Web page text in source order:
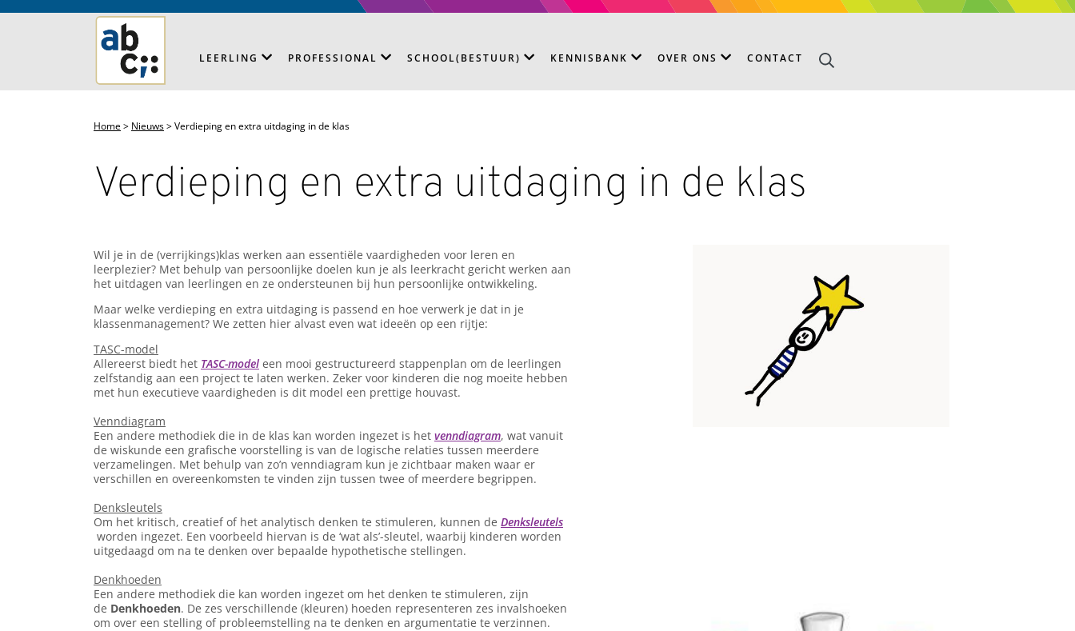
LEERLING PROFESSIONAL SCHOOL(BESTUUR) KENNISBANK OVER ONS CONTACT
Home> Nieuws>Verdieping en extra uitdaging in de klas
Verdieping en extra uitdaging in de klas
Wil je in de (verrijkings)klas werken aan essentiële vaardigheden voor leren en
leerplezier? Met behulp van persoonlijke doelen kun je als leerkracht gericht werken aan
het uitdagen van leerlingen en ze ondersteunen bij hun persoonlijke ontwikkeling.
Maar welke verdieping en extra uitdaging is passend en hoe verwerk je dat in je
klassenmanagement? We zetten hier alvast even wat ideeën op een rijtje:
TASC-model
Allereerst biedt het TASC-model een mooi gestructureerd stappenplan om de leerlingen
zelfstandig aan een project te laten werken. Zeker voor kinderen die nog moeite hebben
met hun executieve vaardigheden is dit model een prettige houvast.
Venndiagram
Een andere methodiek die in de klas kan worden ingezet is het venndiagram, wat vanuit
de wiskunde een grafische voorstelling is van de logische relaties tussen meerdere
verzamelingen. Met behulp van zo’n venndiagram kun je zichtbaar maken waar er
verschillen en overeenkomsten te vinden zijn tussen twee of meerdere begrippen.
Denksleutels
Om het kritisch, creatief of het analytisch denken te stimuleren, kunnen de Denksleutels
worden ingezet. Een voorbeeld hiervan is de ‘wat als’-sleutel, waarbij kinderen worden
uitgedaagd om na te denken over bepaalde hypothetische stellingen.
Denkhoeden
Een andere methodiek die kan worden ingezet om het denken te stimuleren, zijn
de Denkhoeden. De zes verschillende (kleuren) hoeden representeren zes invalshoeken
om over een stelling of probleemstelling na te denken en argumentatie te verzinnen.